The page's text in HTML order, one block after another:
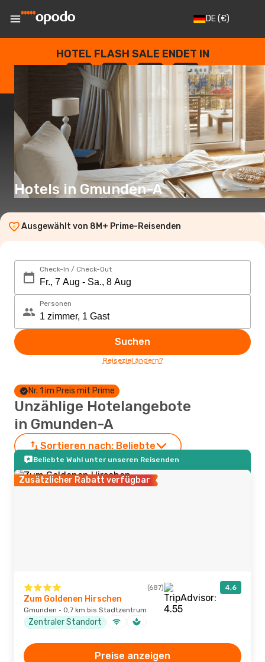
DE(€)
HOTEL FLASH SALE ENDET IN
--
TAGE
: --
STUNDEN
: --
SEKUNDEN
Hotels in Gmunden-A
Ausgewählt von 8M+ Prime-Reisenden
Check-In / Check-Out
Personen
Suchen
Reiseziel ändern?
Nr. 1 im Preis mit Prime
Unzählige Hotelangebote
in Gmunden-A
Sortieren nach: Beliebte
Beliebte Wahl unter unseren Reisenden
Zusätzlicher Rabatt verfügbar
(687) 4,6
Zum Goldenen Hirschen
Gmunden · 0,7 km bis Stadtzentrum
Zentraler Standort
Preise anzeigen